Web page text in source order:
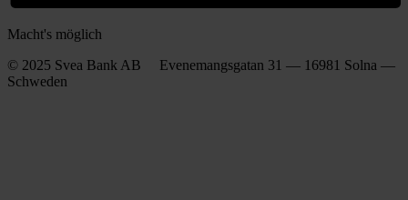
Macht's möglich
© 2025 Svea Bank AB Evenemangsgatan 31 — 16981 Solna —
Schweden